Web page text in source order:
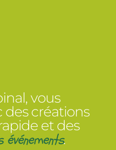
vous
créations
et des
.